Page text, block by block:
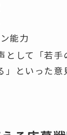
能力
として「若
といった意